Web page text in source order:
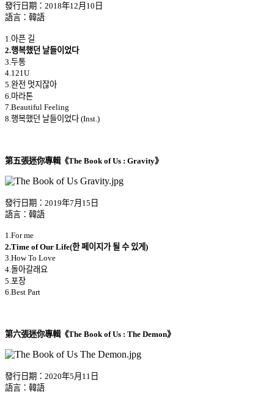
發行日期：2018年12月10日
語言：韓語
1.아픈 길
2.행복했던 날들이었다
3.두통
4.121U
5.완전 멋지잖아
6.마라톤
7.Beautiful Feeling
8.행복했던 날들이었다 (Inst.)
第五張迷你專輯《The Book of Us : Gravity》
發行日期：2019年7月15日
語言：韓語
1.For me
2.Time of Our Life(한 페이지가 될 수 있게)
3.How To Love
4.돌아갈래요
5.포장
6.Best Part
第六張迷你專輯《The Book of Us : The Demon》
發行日期：2020年5月11日
語言：韓語